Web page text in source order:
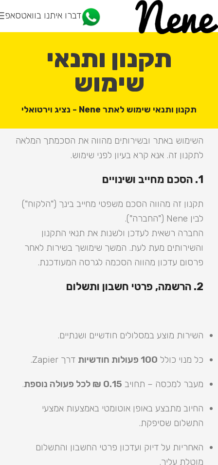
דברו איתנו בוואטסאפ
תקנון ותנאי
שימוש
תקנון ותנאי שימוש לאתר Nene - נציג וירטואלי
השימוש באתר ובשירותים מהווה את הסכמתך המלאה
לתקנון זה. אנא קרא בעיון לפני שימוש.
1. הסכם מחייב ושינויים
תקנון זה מהווה הסכם משפטי מחייב בינך ("הלקוח")
לבין Nene ("החברה").
החברה רשאית לעדכן ולשנות את תנאי התקנון
והשירותים מעת לעת. המשך שימושך בשירות לאחר
פרסום עדכון מהווה הסכמה לגרסה המעודכנת.
2. הרשמה, פרטי חשבון ותשלום
השירות מוצע במסלולים חודשיים ושנתיים.
כל מנוי כולל 100 פעולות חודשיות דרך Zapier.
מעבר למכסה – תחויב 0.15 ₪ לכל פעולה נוספת .
החיוב מתבצע באופן אוטומטי באמצעות אמצעי
התשלום שסיפקת.
האחריות על דיוק ועדכון פרטי החשבון והתשלום
מוטלת עליך.